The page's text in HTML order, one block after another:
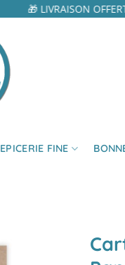
🎁 LIVRAISON
EPICERIE FINE